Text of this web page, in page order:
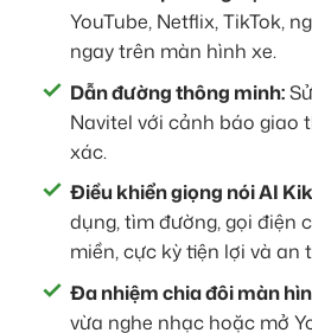
YouTube, Netflix, TikTok,
ngay trên màn hình xe.
Dẫn đường thông minh:
Navitel với cảnh báo giao
xác.
Điều khiển giọng nói AI
dụng, tìm đường, gọi điện
miền, cực kỳ tiện lợi và an
Đa nhiệm chia đôi màn
vừa nghe nhạc hoặc mở